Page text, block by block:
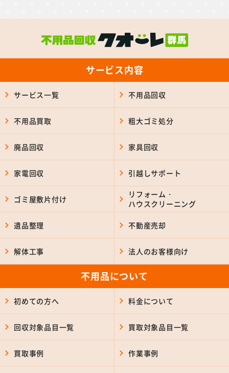
サービス内容
サービス一覧 不用品回収
不用品買取 粗大ゴミ処分
廃品回収 家具回収
家電回収 引越しサポート
ゴミ屋敷片付け
リフォーム・
ハウスクリーニング
遺品整理 不動産売却
解体工事 法人のお客様向け
不用品について
初めての方へ 料金について
回収対象品目一覧 買取対象品目一覧
買取事例 作業事例